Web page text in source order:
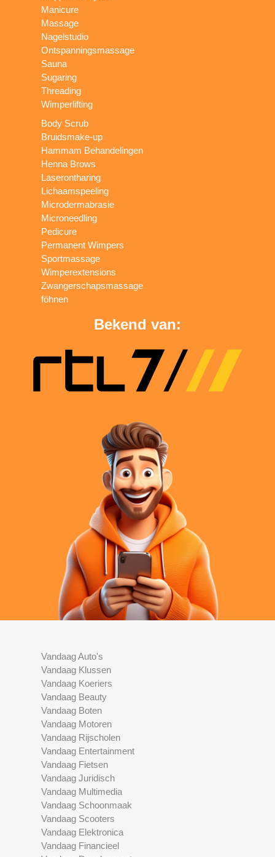
Manicure
Massage
Nagelstudio
Ontspanningsmassage
Sauna
Sugaring
Threading
Wimperlifting
Body Scrub
Bruidsmake-up
Hammam Behandelingen
Henna Brows
Laserontharing
Lichaamspeeling
Microdermabrasie
Microneedling
Pedicure
Permanent Wimpers
Sportmassage
Wimperextensions
Zwangerschapsmassage
föhnen
Bekend van:
Vandaag Auto's
Vandaag Klussen
Vandaag Koeriers
Vandaag Beauty
Vandaag Boten
Vandaag Motoren
Vandaag Rijscholen
Vandaag Entertainment
Vandaag Fietsen
Vandaag Juridisch
Vandaag Multimedia
Vandaag Schoonmaak
Vandaag Scooters
Vandaag Elektronica
Vandaag Financieel